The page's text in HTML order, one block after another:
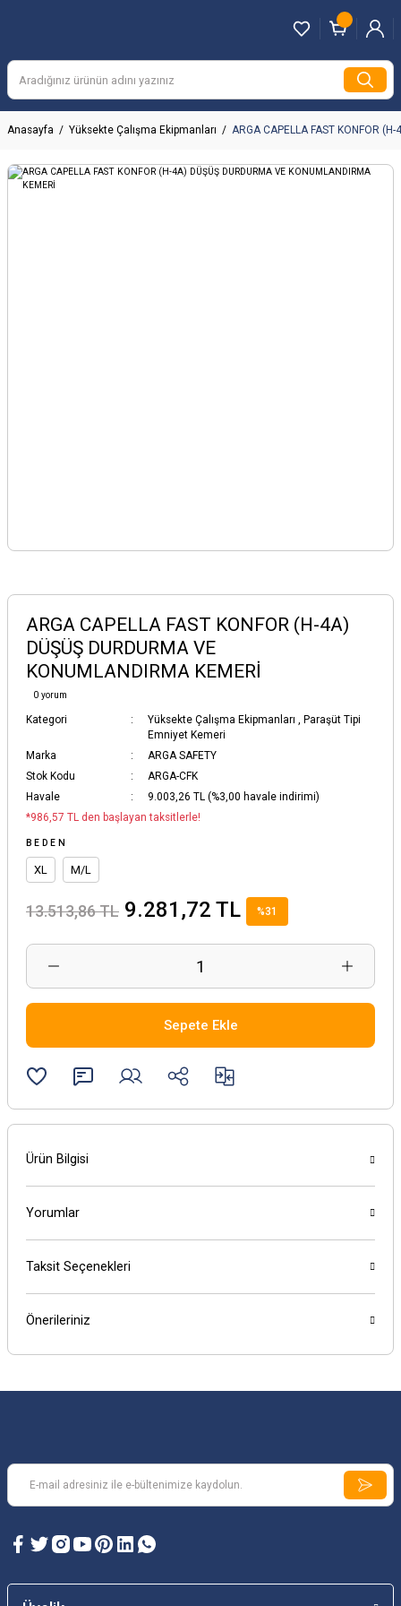
Anasayfa Yüksekte Çalışma Ekipmanları ARGA CAPELLA FAST KONFOR
ARGA CAPELLA FAST KONFOR (H-4A)
DÜŞÜŞ DURDURMA VE
KONUMLANDIRMA KEMERİ
0 yorum
Kategori Yüksekte Çalışma Ekipmanları , Paraşüt Tipi
Emniyet Kemeri
Marka
ARGA SAFETY
Stok Kodu
ARGA-CFK
Havale
9.003,26 TL (%3,00 havale indirimi)
*986,57 TL den başlayan taksitlerle!
BEDEN
XL M/L
13.513,86 TL 9.281,72 TL %31
Sepete Ekle
Ürün Bilgisi
Yorumlar
Taksit Seçenekleri
Önerileriniz